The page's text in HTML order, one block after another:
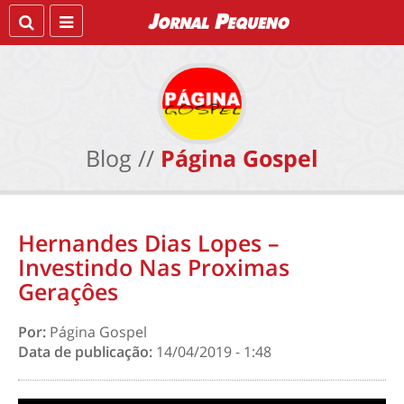
Blog // Página Gospel
Hernandes Dias Lopes –
Investindo Nas Proximas
Geraçôes
Por: Página Gospel
Data de publicação: 14/04/2019 - 1:48